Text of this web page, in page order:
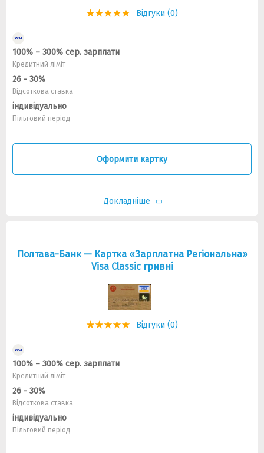
Відгуки (0)
100% – 300% сер. зарплати
Кредитний ліміт
26 - 30%
Відсоткова ставка
індивідуально
Пільговий період
Оформити картку
Докладніше
Полтава-Банк — Картка «Зарплатна Регіональна»
Visa Classic гривнi
Відгуки (0)
100% – 300% сер. зарплати
Кредитний ліміт
26 - 30%
Відсоткова ставка
індивідуально
Пільговий період